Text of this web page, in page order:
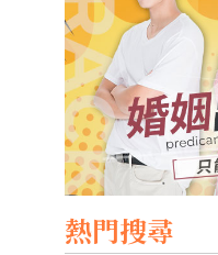
熱門搜尋